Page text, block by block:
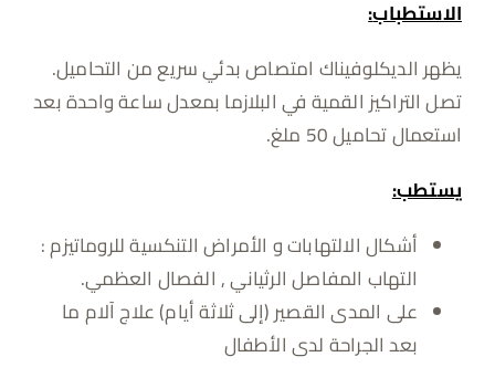
الاستطباب:
يظهر الديكلوفيناك امتصاص بدئي سريع من التحاميل.
تصل التراكيز القمية في البلازما بمعدل ساعة واحدة بعد
استعمال تحاميل 50 ملغ.
يستطب:
أشكال الالتهابات و الأمراض التنكسية للروماتيزم :
التهاب المفاصل الرثياني , الفصال العظمي.
على المدى القصير (إلى ثلاثة أيام) علاج آلام ما
بعد الجراحة لدى الأطفال